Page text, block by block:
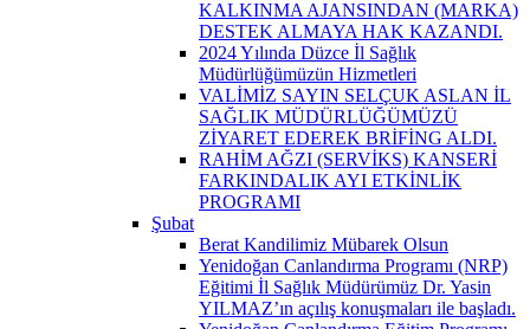
KALKINMA AJANSINDAN (MARKA)
DESTEK ALMAYA HAK KAZANDI.
2024 Yılında Düzce İl Sağlık
Müdürlüğümüzün Hizmetleri
VALİMİZ SAYIN SELÇUK ASLAN İL
SAĞLIK MÜDÜRLÜĞÜMÜZÜ
ZİYARET EDEREK BRİFİNG ALDI.
RAHİM AĞZI (SERVİKS) KANSERİ
FARKINDALIK AYI ETKİNLİK
PROGRAMI
Şubat
Berat Kandilimiz Mübarek Olsun
Yenidoğan Canlandırma Programı (NRP)
Eğitimi İl Sağlık Müdürümüz Dr. Yasin
YILMAZ’ın açılış konuşmaları ile başladı.